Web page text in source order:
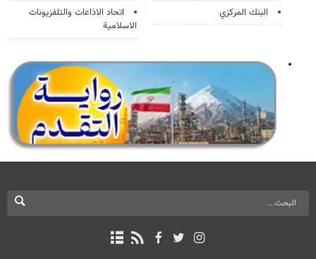
البنك المركزي
اتحاد الاذاعات والتلفزيونات
الاسلامية